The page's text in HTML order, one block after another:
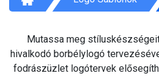
Mutassa meg
hivalkodó borbélylogó
fodrászüzlet logótervek